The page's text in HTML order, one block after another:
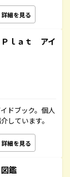
詳細を見る
ｌａｔ アイ
ドブック。個人
しています。
詳細を見る
鑑